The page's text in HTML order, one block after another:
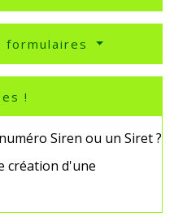
formulaires
!
Siren ou un Siret ?
création d'une